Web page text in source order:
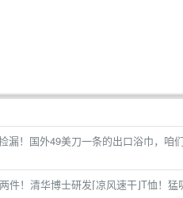
漏！国外49美刀一条的出口浴巾，咱
件！清华博士研发⌈凉风速干⌋T恤！猛